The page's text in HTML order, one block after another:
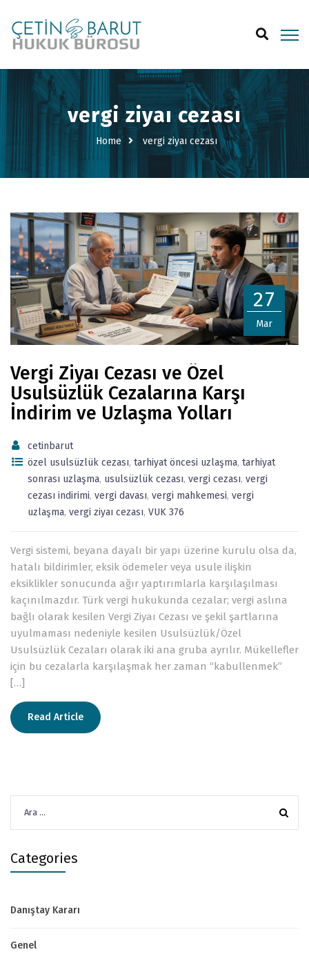
vergi ziyaı cezası
Home vergi ziyaı cezası
27
Mar
Vergi Ziyaı Cezası ve Özel
Usulsüzlük Cezalarına Karşı
İndirim ve Uzlaşma Yolları
cetinbarut
özel usulsüzlük cezası, tarhiyat öncesi uzlaşma, tarhiyat
sonrası uzlaşma, usulsüzlük cezası, vergi cezası, vergi
cezası indirimi, vergi davası, vergi mahkemesi, vergi
uzlaşma, vergi ziyaı cezası, VUK 376
Vergi sistemi, beyana dayalı bir yapı üzerine kurulu olsa da,
hatalı bildirimler, eksik ödemeler veya usule ilişkin
eksiklikler sonucunda ağır yaptırımlarla karşılaşılması
kaçınılmazdır. Türk vergi hukukunda cezalar; vergi aslına
bağlı olarak kesilen Vergi Ziyaı Cezası ve şekil şartlarına
uyulmaması nedeniyle kesilen Usulsüzlük/Özel
Usulsüzlük Cezaları olarak iki ana gruba ayrılır. Mükellefler
için bu cezalarla karşılaşmak her zaman “kabullenmek”
[…]
Read Article
Categories
Danıştay Kararı
Genel